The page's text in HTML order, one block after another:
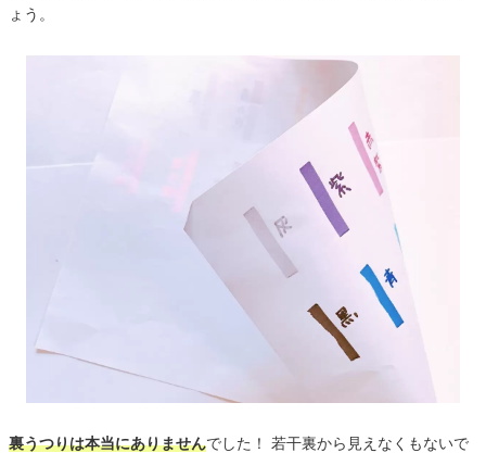
ょう。
裏うつりは本当にありませんでした！ 若干裏から見えなくもないで